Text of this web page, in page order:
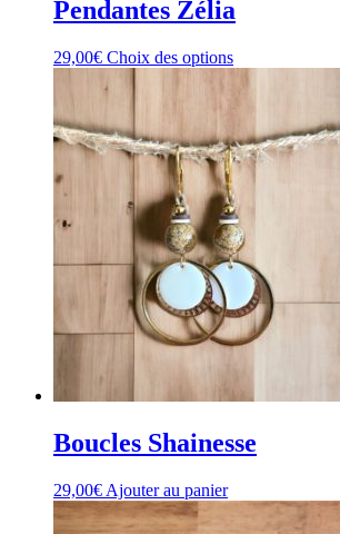
Pendantes Zélia
29,00€ Choix des optionsCe
variations.
Les
options
peuvent
être
choisies
sur
page
du
produit
Boucles Shainesse
29,00€ Ajouter au panier